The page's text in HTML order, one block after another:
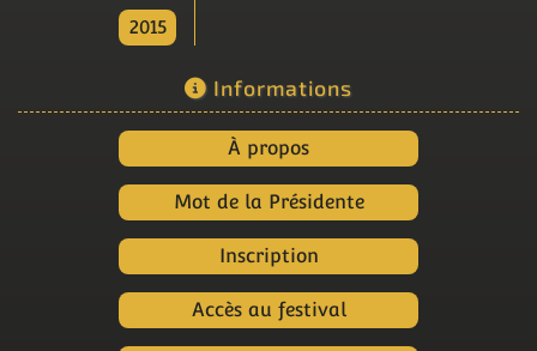
2015
Informations
À propos
Mot de la Présidente
Inscription
Accès au festival